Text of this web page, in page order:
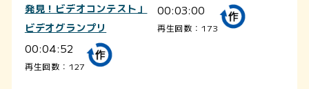
発見！ビデオコンテスト」
ビデオグランプリ
00:04:52
再生回数：127
00:03:00
再生回数：173